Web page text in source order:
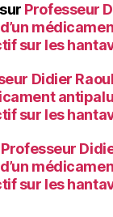
sur Professeur
sur les
Didier
sur les
Professeur
sur les